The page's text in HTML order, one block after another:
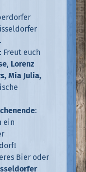
: Freut euch
, Lorenz
Mia Julia,
:
ein
Bier oder